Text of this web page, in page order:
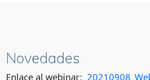
Novedades
Enlace al webinar: